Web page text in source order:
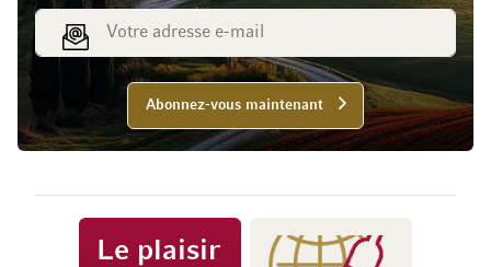
Adresse e-mail
Abonnez-vous maintenant
Le plaisir